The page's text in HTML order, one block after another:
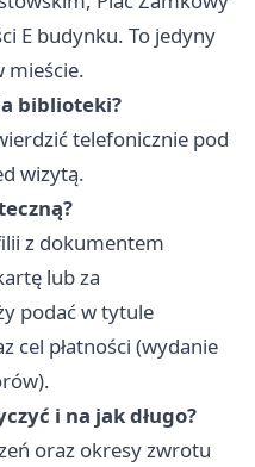
E budynku. To jedyny
mieście.
biblioteki?
telefonicznie pod
wizytą.
z dokumentem
lub za
podać w tytule
cel płatności (wydanie
i na jak długo?
oraz okresy zwrotu